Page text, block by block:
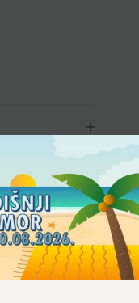
Uvjeti kupnje
Opći uvjeti
Načini plaćanja